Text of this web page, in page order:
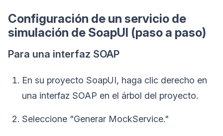
Configuración de un servicio de
simulación de SoapUI (paso a paso)
Para una interfaz SOAP
En su proyecto SoapUI, haga clic derecho en
una interfaz SOAP en el árbol del proyecto.
Seleccione "Generar MockService."